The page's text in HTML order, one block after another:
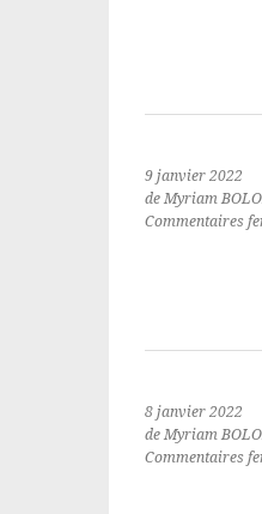
9 janvier 2022
de Myriam
Commentaires
8 janvier 2022
de Myriam
Commentaires